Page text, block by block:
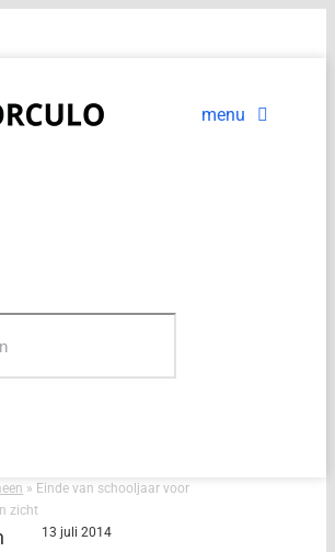
menu
» Einde van schooljaar voor
zicht
13 juli 2014